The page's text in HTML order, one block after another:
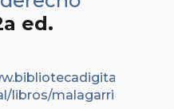
ed.